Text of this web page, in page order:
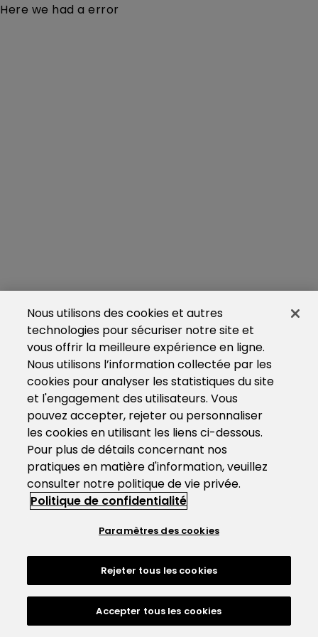
Here we had a error
Nous utilisons des cookies et autres
technologies pour sécuriser notre site et
vous offrir la meilleure expérience en ligne.
Nous utilisons l’information collectée par les
cookies pour analyser les statistiques du site
et l'engagement des utilisateurs. Vous
pouvez accepter, rejeter ou personnaliser
les cookies en utilisant les liens ci-dessous.
Pour plus de détails concernant nos
pratiques en matière d'information, veuillez
consulter notre politique de vie privée.
Politique de confidentialité
Paramètres des cookies
Rejeter tous les cookies
Accepter tous les cookies